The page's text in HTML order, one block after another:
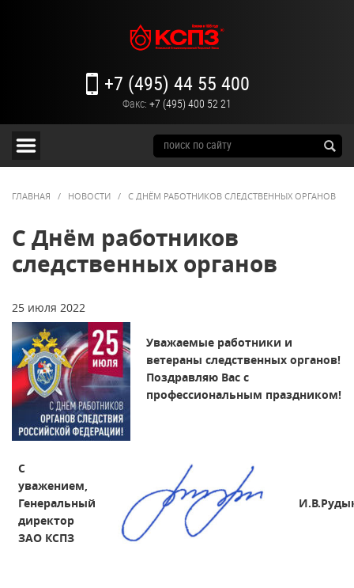
+7 (495) 44 55 400
Факс: +7 (495) 400 52 21
ГЛАВНАЯ / НОВОСТИ / С ДНЁМ РАБОТНИКОВ СЛЕДСТВЕННЫХ ОРГАНОВ
С Днём работников
следственных органов
25 июля 2022
Уважаемые работники и
ветераны следственных органов!
Поздравляю Вас с
профессиональным праздником!
С
уважением,
Генеральный
директор
ЗАО КСПЗ